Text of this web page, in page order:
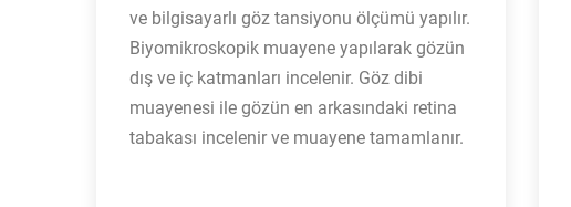
ve bilgisayarlı göz tansiyonu ölçümü yapılır.
Biyomikroskopik muayene yapılarak gözün
dış ve iç katmanları incelenir. Göz dibi
muayenesi ile gözün en arkasındaki retina
tabakası incelenir ve muayene tamamlanır.